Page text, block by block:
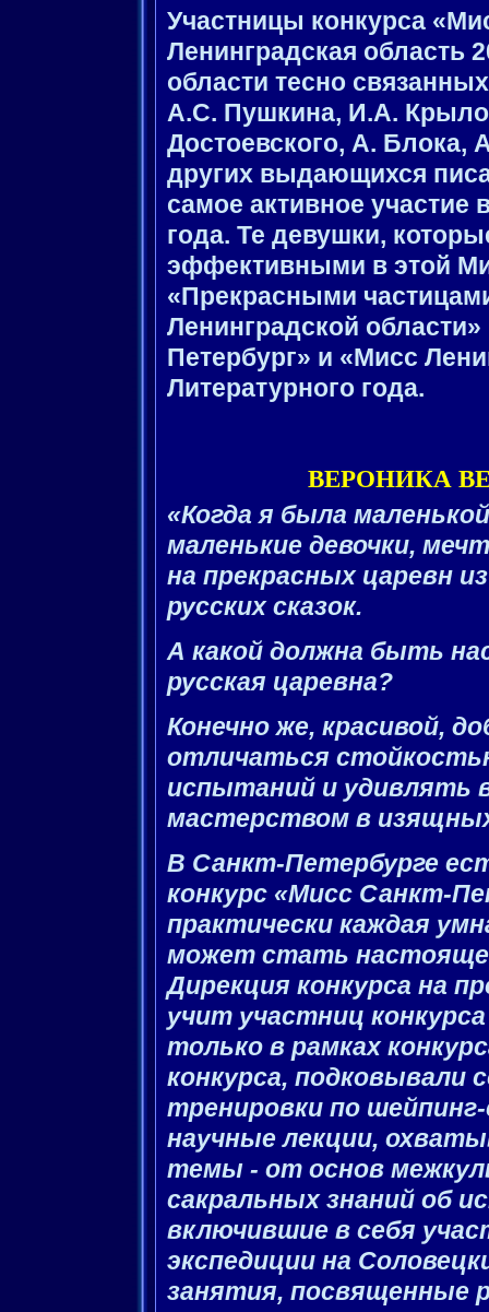
Участницы конкурса
Ленинградская область
области тесно
А.С. Пушкина, И.А.
Достоевского, А. Блока,
других выдающихся
самое активное участие
года. Те девушки,
эффективными в этой
«Прекрасными
Ленинградской
Петербург» и «Мисс
Литературного года.
ВЕРОНИКА
«Когда я была
маленькие девочки,
на прекрасных царевн
русских сказок.
А какой должна быть
русская царевна?
Конечно же, красивой,
отличаться
испытаний и удивлять
мастерством в
В Санкт-Петербурге
конкурс «Мисс Санкт-
практически каждая
может стать
Дирекция конкурса на
учит участниц
только в рамках
конкурса, подковывали
тренировки по
научные лекции,
темы - от основ
сакральных знаний об
включившие в себя
экспедиции на
занятия, посвященные